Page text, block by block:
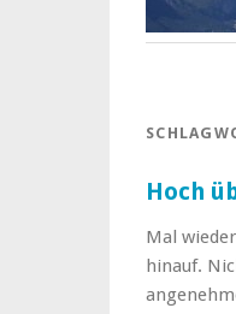
Hoch
Mal
hinauf.